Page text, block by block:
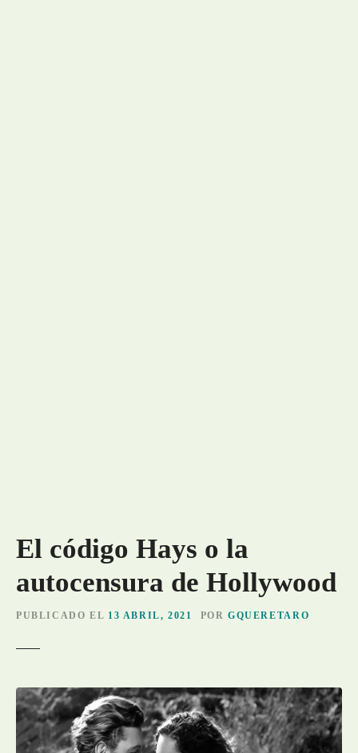
El código Hays o la
autocensura de Hollywood
PUBLICADO EL 13 ABRIL, 2021 POR GQUERETARO